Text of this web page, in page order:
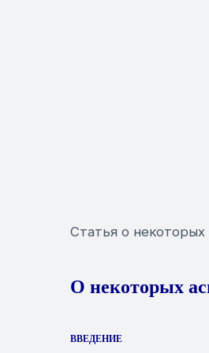
Статья о
О некоторых
ВВЕДЕНИЕ